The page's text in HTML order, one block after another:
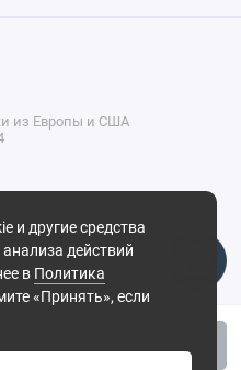
и другие средства
действий
в Политика
«Принять», если
из Европы и США
4